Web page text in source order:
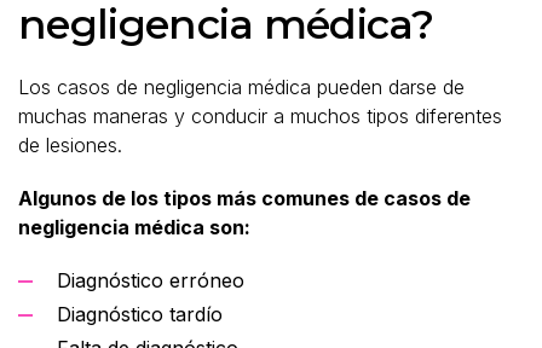
negligencia médica?
Los casos de negligencia médica pueden darse de
muchas maneras y conducir a muchos tipos diferentes
de lesiones.
Algunos de los tipos más comunes de casos de
negligencia médica son:
Diagnóstico erróneo
Diagnóstico tardío